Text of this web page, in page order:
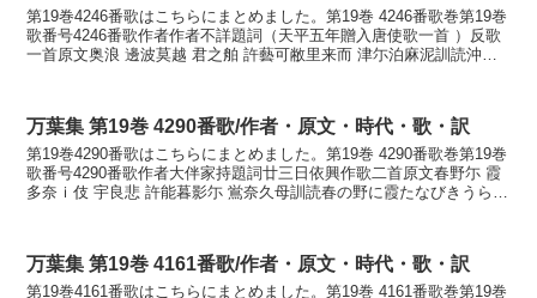
第19巻4246番歌はこちらにまとめました。第19巻 4246番歌巻第19巻
歌番号4246番歌作者作者不詳題詞（天平五年贈入唐使歌一首 ）反歌
一首原文奥浪 邊波莫越 君之舶 許藝可敝里来而 津尓泊麻泥訓読沖つ
万葉集 第19巻 4290番歌/作者・原文・時代・歌・訳
第19巻4290番歌はこちらにまとめました。第19巻 4290番歌巻第19巻
歌番号4290番歌作者大伴家持題詞廿三日依興作歌二首原文春野尓 霞
多奈ｉ伎 宇良悲 許能暮影尓 鴬奈久母訓読春の野に霞たなびきうら悲
万葉集 第19巻 4161番歌/作者・原文・時代・歌・訳
第19巻4161番歌はこちらにまとめました。第19巻 4161番歌巻第19巻